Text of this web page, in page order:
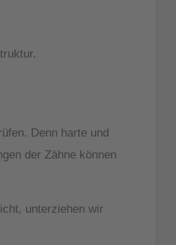
Denn harte und
der Zähne können
unterziehen wir